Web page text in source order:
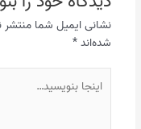
نشانی ایمیل شما
شده‌اند*
بنویسید…